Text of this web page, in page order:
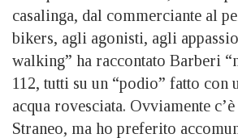
casalinga, dal commerciante al
bikers, agli agonisti, agli
walking” ha raccontato Barberi
112, tutti su un “podio” fatto con
acqua rovesciata. Ovviamente
Straneo, ma ho preferito